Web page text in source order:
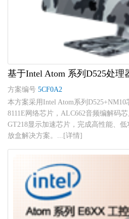
基于Intel Atom 系列D525处理
方案编号 5CF0A2
本方案采用Intel Atom系列
8111E网络芯片，ALC662音频编解码
GT218显示加速芯片，完成高性能、
放盒解决方案。...[详情]